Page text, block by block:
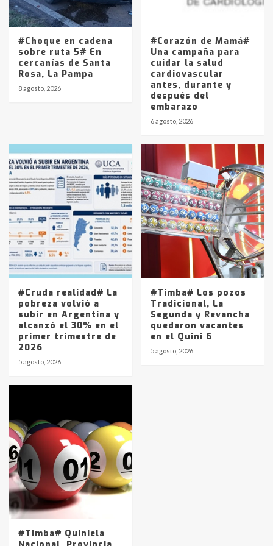
5
La Pampa, desde YPF hasta Axion
entre 857 a 1338 pesos
#Choque en cadena
sobre ruta 5# En
cercanías de Santa
Rosa, La Pampa
8 agosto, 2026
#Corazón de Mamá#
Una campaña para
cuidar la salud
cardiovascular
antes, durante y
después del
embarazo
6 agosto, 2026
#Cruda realidad# La
pobreza volvió a
subir en Argentina y
alcanzó el 30% en el
primer trimestre de
2026
5 agosto, 2026
#Timba# Los pozos
Tradicional, La
Segunda y Revancha
quedaron vacantes
en el Quini 6
5 agosto, 2026
#Timba# Quiniela